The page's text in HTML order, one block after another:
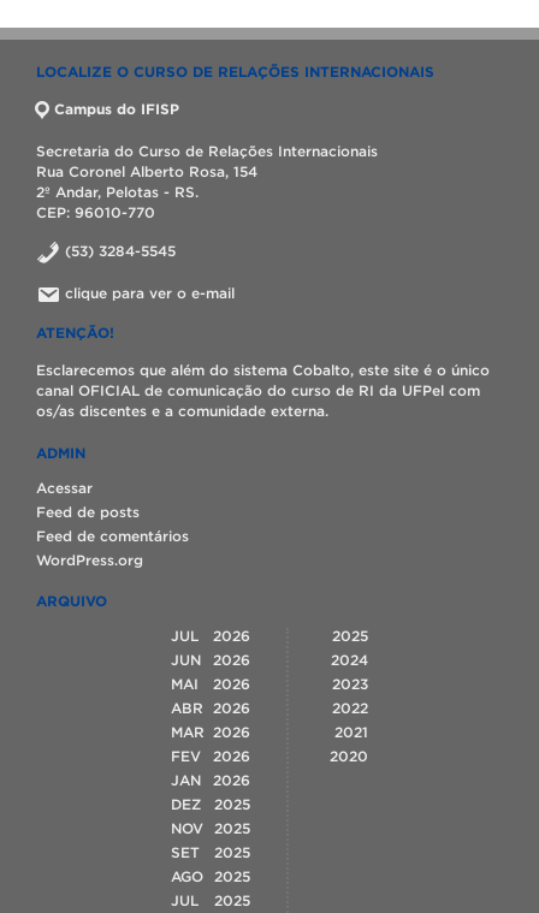
LOCALIZE O CURSO DE RELAÇÕES INTERNACIONAIS
Campus do IFISP
Secretaria do Curso de Relações Internacionais
Rua Coronel Alberto Rosa, 154
2º Andar, Pelotas - RS.
CEP: 96010-770
(53) 3284-5545
clique para ver o e-mail
ATENÇÃO!
Esclarecemos que além do sistema Cobalto, este site é o único
canal OFICIAL de comunicação do curso de RI da UFPel com
os/as discentes e a comunidade externa.
ADMIN
Acessar
Feed de posts
Feed de comentários
WordPress.org
ARQUIVO
JUL
2026
JUN
2026
MAI
2026
ABR
2026
MAR
2026
FEV
2026
JAN
2026
DEZ
2025
NOV
2025
SET
2025
AGO
2025
JUL
2025
2025
2024
2023
2022
2021
2020